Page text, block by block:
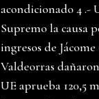
acondicionado 4 .-
Supremo la causa
ingresos de
Valdeorras
UE aprueba 120,5